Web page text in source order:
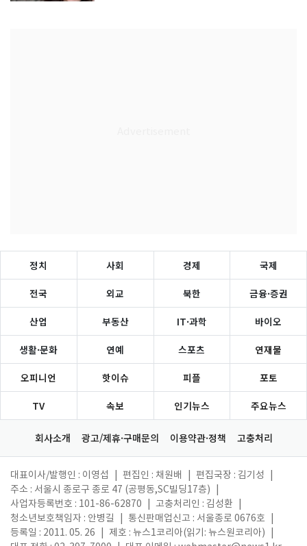
정치 사회 경제 국제
전국 외교 북한 금융·증권
산업 부동산 IT·과학 바이오
생활·문화 연예 스포츠 연재물
오피니언 핫이슈 피플 포토
TV 속보 인기뉴스 주요뉴스
회사소개 광고/제휴·구매문의 이용약관·정책 고충처리
대표이사/발행인 : 이영섭 편집인 : 채원배 편집국장 : 김기성
주소 : 서울시 종로구 종로 47 (공평동,SC빌딩17층)
사업자등록번호 : 101-86-62870
고충처리인 : 김성환
청소년보호책임자 : 안병길
통신판매업신고 : 서울종로 0676호
등록일 : 2011. 05. 26
제호 : 뉴스1코리아(읽기: 뉴스원코리아)